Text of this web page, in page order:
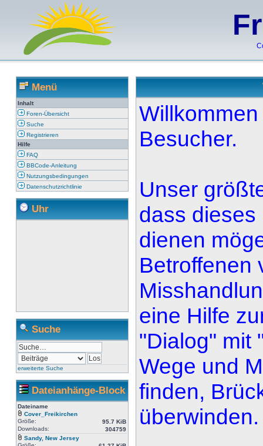
Menü
Inhalt
Foren-Übersicht
Suche
Registrieren
Hilfe
FAQ
BBCode-Anleitung
Nutzungsbedingungen
Datenschutzrichtlinie
Uhr
Suche
erweiterte Suche
Dateianhänge-Block
Dateiname
Cover_Freikirchen
Größe:
95.7 KiB
Downloads:
304759
Sandy, New Jersey
Besucher.
Unser
dass
dienen
Betroffenen
eine Hilfe
"Dialog" mit
Wege und
finden,
überwinden.